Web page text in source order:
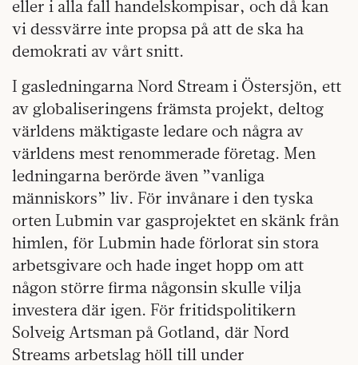
eller i alla fall handelskompisar, och då kan
vi dessvärre inte propsa på att de ska ha
demokrati av vårt snitt.
I gasledningarna Nord Stream i Östersjön, ett
av globaliseringens främsta projekt, deltog
världens mäktigaste ledare och några av
världens mest renommerade företag. Men
ledningarna berörde även ”vanliga
människors” liv. För invånare i den tyska
orten Lubmin var gasprojektet en skänk från
himlen, för Lubmin hade förlorat sin stora
arbetsgivare och hade inget hopp om att
någon större firma någonsin skulle vilja
investera där igen. För fritidspolitikern
Solveig Artsman på Gotland, där Nord
Streams arbetslag höll till under